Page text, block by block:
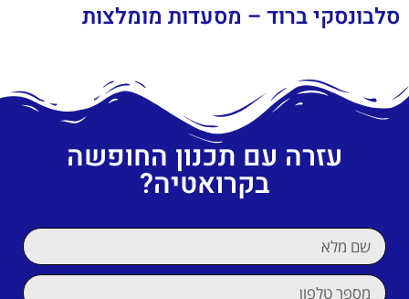
סלבונסקי ברוד – מסעדות מומלצות
עזרה עם תכנון החופשה
בקרואטיה?